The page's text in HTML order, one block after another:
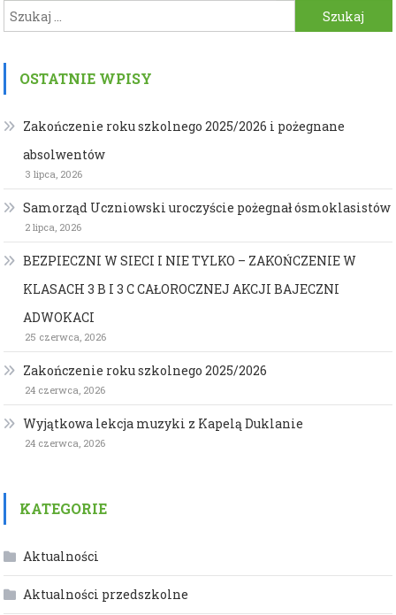
wpisu
Szukaj:
OSTATNIE WPISY
Zakończenie roku szkolnego 2025/2026 i pożegnane
absolwentów
3 lipca, 2026
Samorząd Uczniowski uroczyście pożegnał ósmoklasistów
2 lipca, 2026
BEZPIECZNI W SIECI I NIE TYLKO – ZAKOŃCZENIE W
KLASACH 3 B I 3 C CAŁOROCZNEJ AKCJI BAJECZNI
ADWOKACI
25 czerwca, 2026
Zakończenie roku szkolnego 2025/2026
24 czerwca, 2026
Wyjątkowa lekcja muzyki z Kapelą Duklanie
24 czerwca, 2026
KATEGORIE
Aktualności
Aktualności przedszkolne